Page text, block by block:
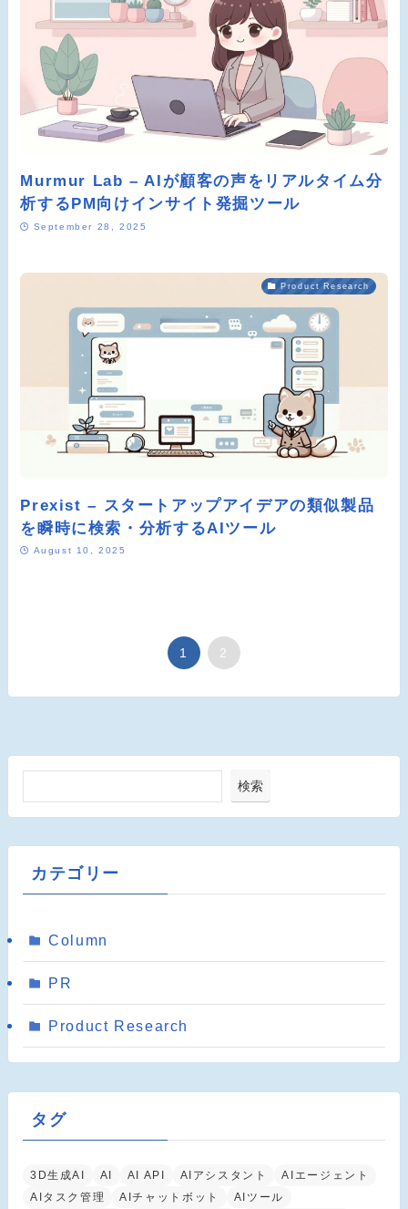
Murmur Lab – AIが顧客の声をリアルタイム分
析するPM向けインサイト発掘ツール
September 28, 2025
Product Research
Prexist – スタートアップアイデアの類似製品
を瞬時に検索・分析するAIツール
August 10, 2025
1 2
検索
カテゴリー
Column
PR
Product Research
タグ
3D生成AI AI AI API AIアシスタント
AIエージェント
AIタスク管理
AIチャットボット
AIツール